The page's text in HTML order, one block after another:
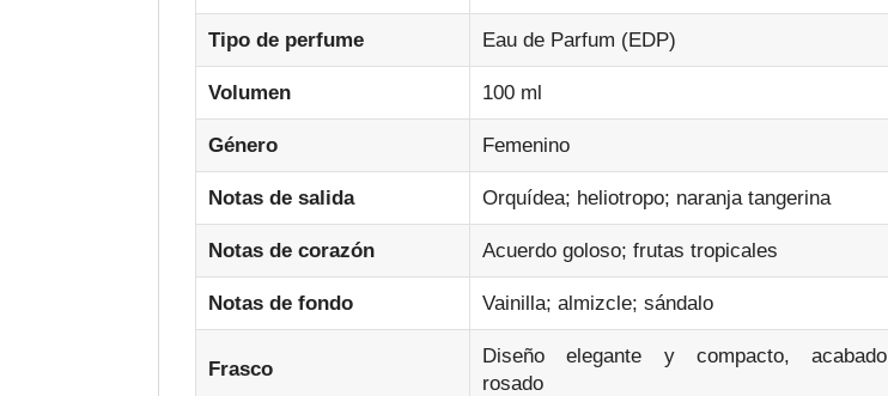
Tipo de perfume Eau de Parfum (EDP)
Volumen 100 ml
Género Femenino
Notas de salida Orquídea; heliotropo; naranja tangerina
Notas de corazón Acuerdo goloso; frutas tropicales
Notas de fondo Vainilla; almizcle; sándalo
Frasco
Diseño elegante y compacto, acabado
rosado